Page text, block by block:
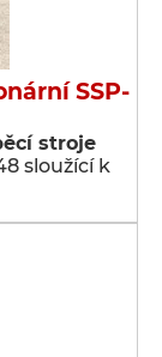
SSP-
stroje
sloužící k